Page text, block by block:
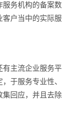
服务机构的备案数
户当中的实际服
有主流企业服务平
于服务专业性、
集回应，并且去除